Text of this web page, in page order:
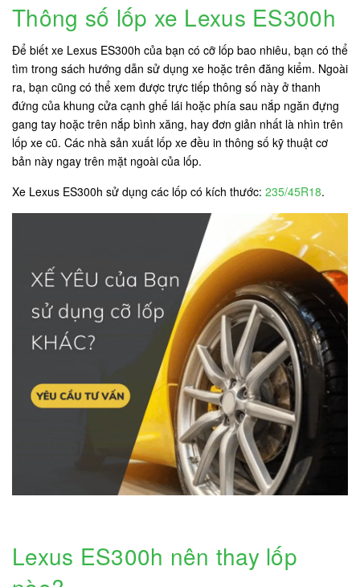
Thông số lốp xe Lexus ES300h
Để biết xe Lexus ES300h của bạn có cỡ lốp bao nhiêu, bạn có thể
tìm trong sách hướng dẫn sử dụng xe hoặc trên đăng kiểm. Ngoài
ra, bạn cũng có thể xem được trực tiếp thông số này ở thanh
đứng của khung cửa cạnh ghế lái hoặc phía sau nắp ngăn đựng
gang tay hoặc trên nắp bình xăng, hay đơn giản nhất là nhìn trên
lốp xe cũ. Các nhà sản xuất lốp xe đều in thông số kỹ thuật cơ
bản này ngay trên mặt ngoài của lốp.
Xe Lexus ES300h sử dụng các lốp có kích thước: 235/45R18.
Lexus ES300h nên thay lốp